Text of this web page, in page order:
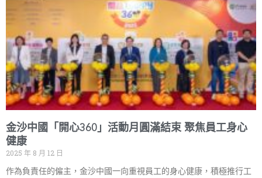
金沙中國「開心360」活動月圓滿結束 聚焦員工身心
健康
2025 年 8 月 12 日
作為負責任的僱主，金沙中國一向重視員工的身心健康，積極推行工